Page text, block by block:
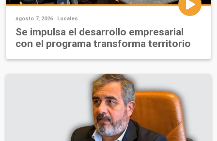
agosto 7, 2026 | Locales
Se impulsa el desarrollo empresarial
con el programa transforma territorio